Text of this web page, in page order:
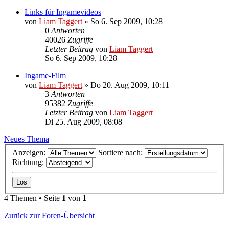
Links für Ingamevideos
von Liam Taggert » So 6. Sep 2009, 10:28
0 Antworten
40026 Zugriffe
Letzter Beitrag von Liam Taggert
So 6. Sep 2009, 10:28
Ingame-Film
von Liam Taggert » Do 20. Aug 2009, 10:11
3 Antworten
95382 Zugriffe
Letzter Beitrag von Liam Taggert
Di 25. Aug 2009, 08:08
Neues Thema
Anzeigen:
Sortiere nach:
Richtung:
4 Themen • Seite 1 von 1
Zurück zur Foren-Übersicht